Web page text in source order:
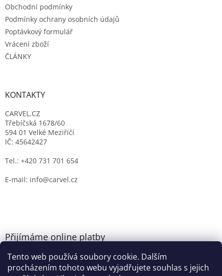
Tento web používá soubory cookie. Dalším
procházením tohoto webu vyjadřujete souhlas s jejich
Obchodní podmínky
Podmínky ochrany osobních údajů
Poptávkový formulář
Vrácení zboží
ČLÁNKY
KONTAKTY
CARVEL.CZ
Třebíčská 1678/60
594 01 Velké Meziříčí
IČ: 45642427
Tel.: +420 731 701 654
E-mail: info@carvel.cz
Přijímáme online platby